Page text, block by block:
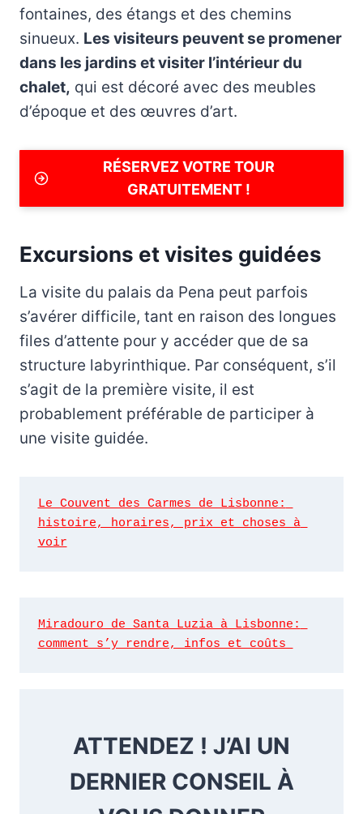
fontaines, des étangs et des chemins
sinueux. Les visiteurs peuvent se promener
dans les jardins et visiter l’intérieur du
chalet, qui est décoré avec des meubles
d’époque et des œuvres d’art.
RÉSERVEZ VOTRE TOUR
GRATUITEMENT !
Excursions et visites guidées
La visite du palais da Pena peut parfois
s’avérer difficile, tant en raison des longues
files d’attente pour y accéder que de sa
structure labyrinthique. Par conséquent, s’il
s’agit de la première visite, il est
probablement préférable de participer à
une visite guidée.
Le Couvent des Carmes de Lisbonne:
histoire, horaires, prix et choses à
voir
Miradouro de Santa Luzia à Lisbonne:
comment s’y rendre, infos et coûts
ATTENDEZ ! J’AI UN
DERNIER CONSEIL À